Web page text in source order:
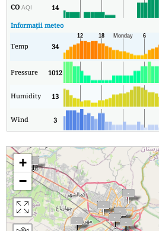
COAQI 14
Informații meteo
Temp 34
Pressure 1012
Humidity 13
Wind 3
+
−